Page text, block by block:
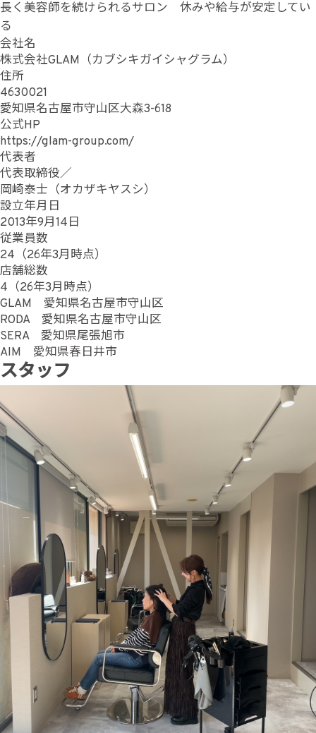
長く美容師を続けられるサロン 休みや給与が安定してい
る
会社名
株式会社GLAM（カブシキガイシャグラム）
住所
4630021
愛知県名古屋市守山区大森3-618
公式HP
https://glam-group.com/
代表者
代表取締役／
岡崎泰士（オカザキヤスシ）
設立年月日
2013年9月14日
従業員数
24（26年3月時点）
店舗総数
4（26年3月時点）
GLAM 愛知県名古屋市守山区
RODA 愛知県名古屋市守山区
SERA 愛知県尾張旭市
AIM 愛知県春日井市
スタッフ